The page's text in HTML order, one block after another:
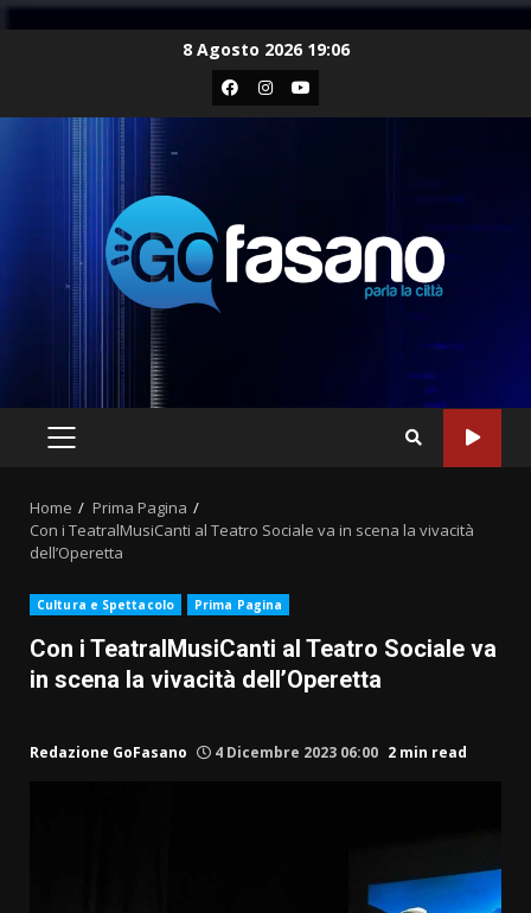
8 Agosto 2026 19:06
Facebook
Instagram
Youtube
PRIMARY
Home
Prima Pagina
Con i TeatralMusiCanti al Teatro Sociale va in scena la vivacità
dell’Operetta
Cultura e Spettacolo Prima Pagina
Con i TeatralMusiCanti al Teatro Sociale va
in scena la vivacità dell’Operetta
Redazione GoFasano 4 Dicembre 2023 06:00 2 min read